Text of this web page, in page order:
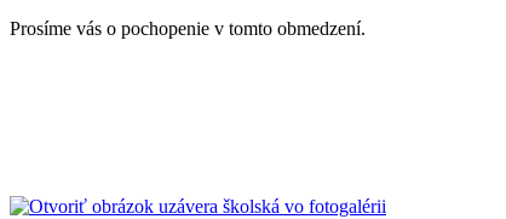
Prosíme vás o pochopenie v tomto obmedzení.